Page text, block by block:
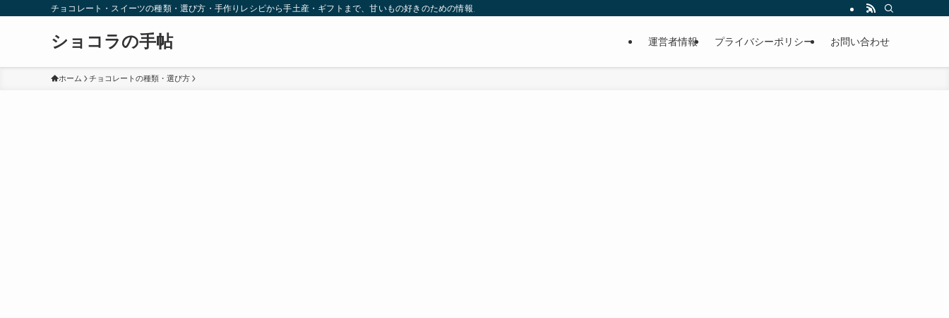
チョコレート・スイーツの種類・選び方・手作りレシピから手土産・ギフトまで、甘いもの好きのための情報メディア
ショコラの手帖 運営者情報 プライバシーポリシー お問い合わせ
ホーム チョコレートの種類・選び方